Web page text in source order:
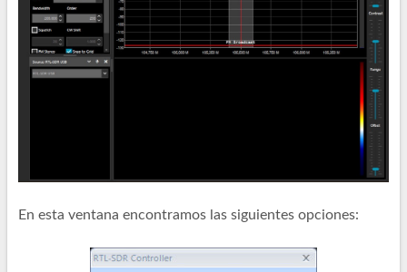
En esta ventana encontramos las siguientes opciones: